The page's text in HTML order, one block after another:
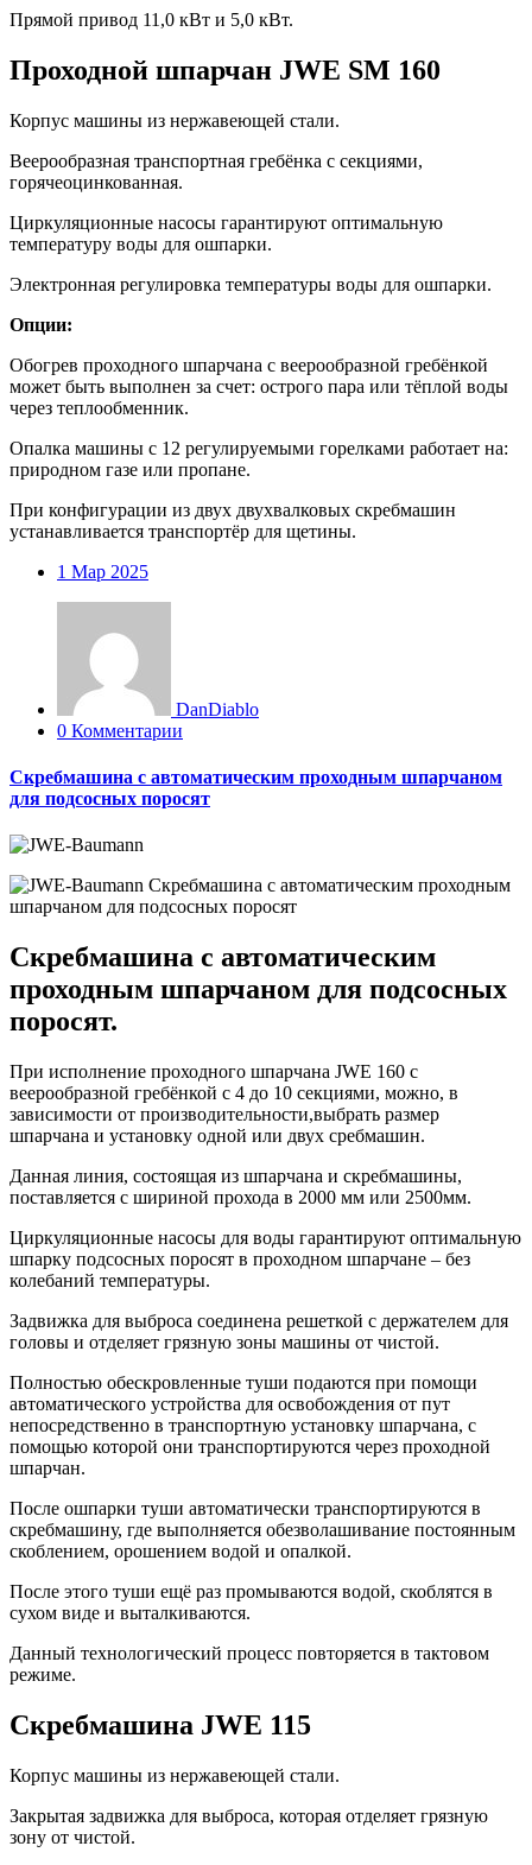
Прямой привод 11,0 кВт и 5,0 кВт.
Проходной шпарчан JWE SM 160
Корпус машины из нержавеющей стали.
Веерообразная транспортная гребёнка с секциями,
горячеоцинкованная.
Циркуляционные насосы гарантируют оптимальную
температуру воды для ошпарки.
Электронная регулировка температуры воды для ошпарки.
Опции:
Обогрев проходного шпарчана с веерообразной гребёнкой
может быть выполнен за счет: острого пара или тёплой воды
через теплообменник.
Опалка машины с 12 регулируемыми горелками работает на:
природном газе или пропане.
При конфигурации из двух двухвалковых скребмашин
устанавливается транспортёр для щетины.
1 Мар 2025
DanDiablo
0 Комментарии
Скребмашина с автоматическим проходным шпарчаном
для подсосных поросят
Скребмашина с автоматическим
проходным шпарчаном для подсосных
поросят.
При исполнение проходного шпарчана JWE 160 с
веерообразной гребёнкой с 4 до 10 секциями, можно, в
зависимости от производительности,выбрать размер
шпарчана и установку одной или двух сребмашин.
Данная линия, состоящая из шпарчана и скребмашины,
поставляется с шириной прохода в 2000 мм или 2500мм.
Циркуляционные насосы для воды гарантируют оптимальную
шпарку подсосных поросят в проходном шпарчане – без
колебаний температуры.
Задвижка для выброса соединена решеткой с держателем для
головы и отделяет грязную зоны машины от чистой.
Полностью обескровленные туши подаются при помощи
автоматического устройства для освобождения от пут
непосредственно в транспортную установку шпарчана, с
помощью которой они транспортируются через проходной
шпарчан.
После ошпарки туши автоматически транспортируются в
скребмашину, где выполняется обезволашивание постоянным
скоблением, орошением водой и опалкой.
После этого туши ещё раз промываются водой, скоблятся в
сухом виде и выталкиваются.
Данный технологический процесс повторяется в тактовом
режиме.
Скребмашина JWE 115
Корпус машины из нержавеющей стали.
Закрытая задвижка для выброса, которая отделяет грязную
зону от чистой.